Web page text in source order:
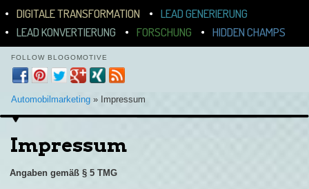
ZUM INHALT WECHSELN
ZUM SEKUNDÄREN INHALT WECHSELN
DIGITALE TRANSFORMATION
LEAD GENERIERUNG
LEAD KONVERTIERUNG
FORSCHUNG HIDDEN CHAMPS
FOLLOW BLOGOMOTIVE
Automobilmarketing » Impressum
Impressum
Angaben gemäß § 5 TMG